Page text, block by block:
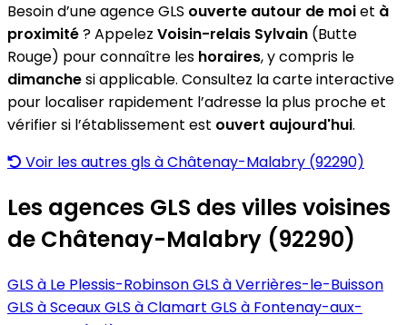
Besoin d’une agence GLS ouverte autour de moiet à
proximité? Appelez Voisin-relais Sylvain (Butte
Rouge) pour connaître les horaires, y compris le
dimanchesi applicable. Consultez la carte interactive
pour localiser rapidement l’adresse la plus proche et
vérifier si l’établissement est ouvert aujourd'hui.
Voir les autres gls à Châtenay-Malabry (92290)
Les agences GLS des villes voisines
de Châtenay-Malabry (92290)
GLS à Le Plessis-RobinsonGLS à Verrières-le-Buisson
GLS à SceauxGLS à Clamart GLS à Fontenay-aux-